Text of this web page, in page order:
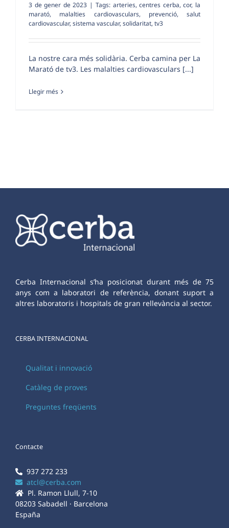
3 de gener de 2023 | Tags: arteries,centres cerba,cor, la
marató, malalties cardiovasculars, prevenció, salut
cardiovascular, sistema vascular, solidaritat, tv3
La nostre cara més solidària. Cerba camina per La
Marató de tv3. Les malalties cardiovasculars [...]
Llegir més
Cerba Internacional s’ha posicionat durant més de 75
anys com a laboratori de referència, donant suport a
altres laboratoris i hospitals de gran rellevància al sector.
CERBA INTERNACIONAL
Qualitat i innovació
Catàleg de proves
Preguntes freqüents
Contacte
937 272 233
atcl@cerba.com
Pl. Ramon Llull, 7-10
08203 Sabadell · Barcelona
España